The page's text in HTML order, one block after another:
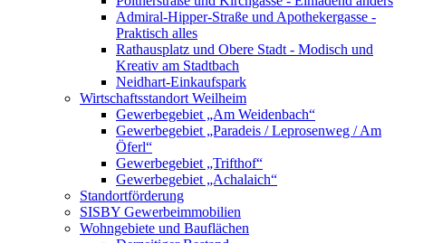
Admiral-Hipper-Straße und Apothekergasse -
Praktisch alles
Rathausplatz und Obere Stadt - Modisch und
Kreativ am Stadtbach
Neidhart-Einkaufspark
Wirtschaftsstandort Weilheim
Gewerbegebiet „Am Weidenbach“
Gewerbegebiet „Paradeis / Leprosenweg / Am
Öferl“
Gewerbegebiet „Trifthof“
Gewerbegebiet „Achalaich“
Standortförderung
SISBY Gewerbeimmobilien
Wohngebiete und Bauflächen